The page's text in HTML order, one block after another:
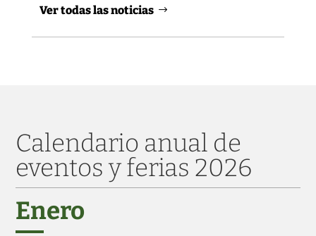
Ver todas las noticias
Calendario anual de
eventos y ferias 2026
Enero